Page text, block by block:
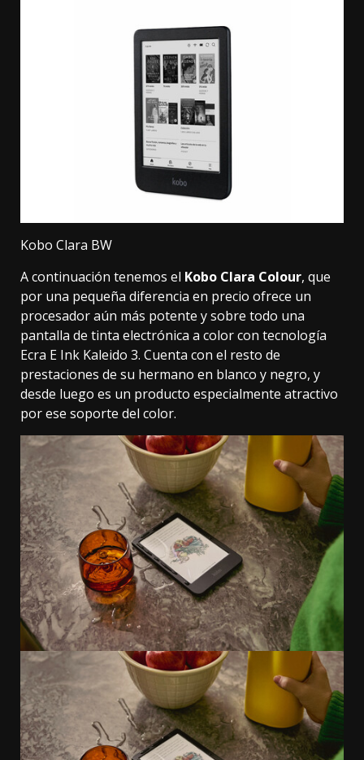
Kobo Clara BW
A continuación tenemos el Kobo Clara Colour, que
por una pequeña diferencia en precio ofrece un
procesador aún más potente y sobre todo una
pantalla de tinta electrónica a color con tecnología
Ecra E Ink Kaleido 3. Cuenta con el resto de
prestaciones de su hermano en blanco y negro, y
desde luego es un producto especialmente atractivo
por ese soporte del color.